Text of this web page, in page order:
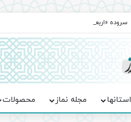
سروده‌ «اربعین»؛ روایت حماسه، استقامت و
استانها مجله نماز محصولات